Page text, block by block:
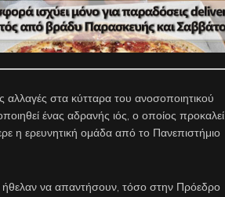
αλλαγές στα κύτταρα του ανοσοποιητικού
ένας αδρανής ιός, ο οποίος προκαλεί
η ερευνητική ομάδα από το Πανεπιστήμιο
να απαντήσουν, τόσο στην Πρόεδρο